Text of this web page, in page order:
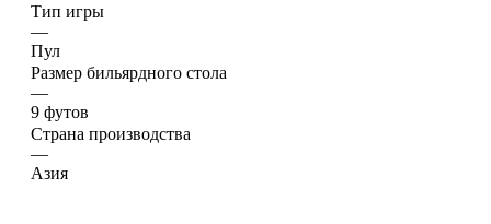
Тип игры
—
Пул
Размер бильярдного стола
—
9 футов
Страна производства
—
Азия